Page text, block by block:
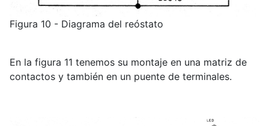
Figura 10 - Diagrama del reóstato
En la figura 11 tenemos su montaje en una matriz de
contactos y también en un puente de terminales.